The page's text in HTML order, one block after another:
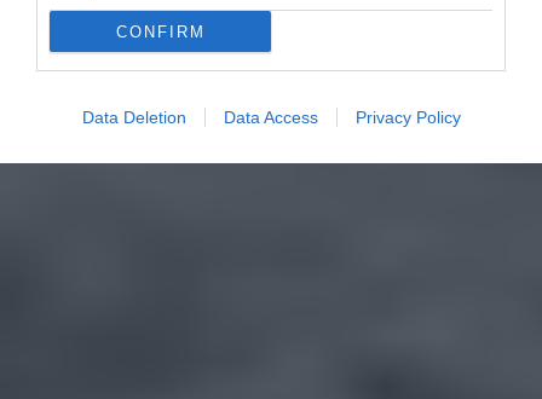
CONFIRM
Data Deletion Data Access Privacy Policy